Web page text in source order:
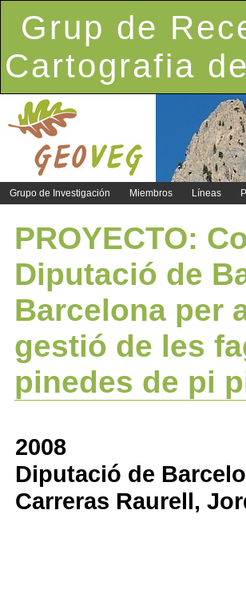
Grup de
Cartografia
Grupo de Investigación Miembros Líneas
PROYECTO:
Diputació de
Barcelona per
gestió de les
pinedes de pi
2008
Diputació de
Carreras Raurell,